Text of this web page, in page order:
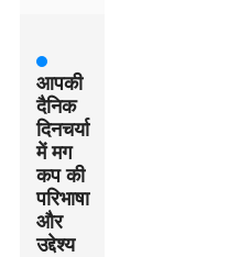
आपकी
दैनिक
दिनचर्या
में मग
कप की
परिभाषा
और
उद्देश्य